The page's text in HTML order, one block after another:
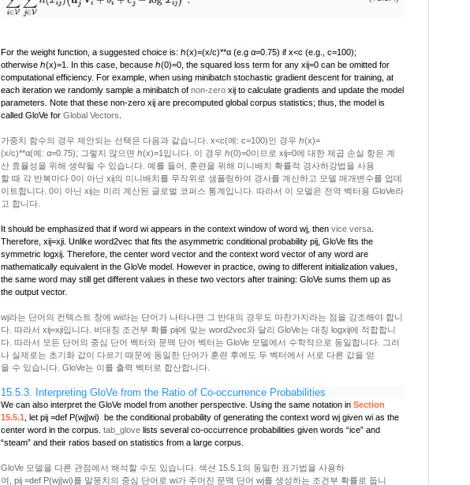
For the weight function, a suggested choice is: ℎ(x)=(x/c)**α (e.g α=0.75) if x<c (e.g., c=100);
otherwise ℎ(x)=1 . In this case, because ℎ(0)=0 , the squared loss term for any xij=0 can be omitted for
computational efficiency. For example, when using minibatch stochastic gradient descent for training, at
each iteration we randomly sample a minibatch of non-zero xij to calculate gradients and update the model
parameters. Note that these non-zero xij are precomputed global corpus statistics; thus, the model is
called GloVe for Global Vectors
가중치 함수의 경우 제안되는 선택은 다음과 같습니다. x<c(예: c=100)인 경우 ℎ(x)=
(x/c)**α(예: α=0.75); 그렇지 않으면 ℎ(x)=1입니다. 이 경우 ℎ(0)=0이므로 xij=0에 대한 제곱 손실 항은 계
산 효율성을 위해 생략될 수 있습니다. 예를 들어, 훈련을 위해 미니배치 확률적 경사하강법을 사용
할 때 각 반복마다 0이 아닌 xij의 미니배치를 무작위로 샘플링하여 경사를 계산하고 모델 매개변수를 업데
이트합니다. 0이 아닌 xij는 미리 계산된 글로벌 코퍼스 통계입니다. 따라서 이 모델은 전역 벡터용 GloVe라
고 합니다.
It should be emphasized that if word wi appears in the context window of word wj , then vice versa
Therefore, xij=xji . Unlike word2vec that fits the asymmetric conditional probability pij , GloVe fits the
symmetric logxij . Therefore, the center word vector and the context word vector of any word are
mathematically equivalent in the GloVe model. However in practice, owing to different initialization values,
the same word may still get different values in these two vectors after training: GloVe sums them up as
the output vector.
wj라는 단어의 컨텍스트 창에 wi라는 단어가 나타나면 그 반대의 경우도 마찬가지라는 점을 강조해야 합니
다. 따라서 xij=xji입니다. 비대칭 조건부 확률 pij에 맞는 word2vec와 달리 GloVe는 대칭 logxij에 적합합니
다. 따라서 모든 단어의 중심 단어 벡터와 문맥 단어 벡터는 GloVe 모델에서 수학적으로 동일합니다. 그러
나 실제로는 초기화 값이 다르기 때문에 동일한 단어가 훈련 후에도 두 벡터에서 서로 다른 값을 얻
을 수 있습니다. GloVe는 이를 출력 벡터로 합산합니다.
15.5.3. Interpreting GloVe from the Ratio of Co-occurrence Probabilities
We can also interpret the GloVe model from another perspective. Using the same notation in Section
15.5.1 , let pij =def P(wj|wi) be the conditional probability of generating the context word wj given wi as the
center word in the corpus. tab_glove lists several co-occurrence probabilities given words “ice” and
“steam” and their ratios based on statistics from a large corpus.
GloVe 모델을 다른 관점에서 해석할 수도 있습니다. 섹션 15.5.1의 동일한 표기법을 사용하
여, pij =def P(wj|wi)를 말뭉치의 중심 단어로 wi가 주어진 문맥 단어 wj를 생성하는 조건부 확률로 둡니